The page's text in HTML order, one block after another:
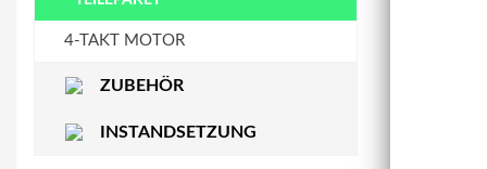
STEUERKETTENSCHIENEWASSERPUMPE
4-TAKT MOTOR
ZUBEHÖR
INSTANDSETZUNG